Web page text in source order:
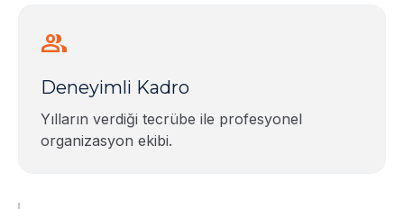
group
Deneyimli Kadro
Yılların verdiği tecrübe ile profesyonel
organizasyon ekibi.